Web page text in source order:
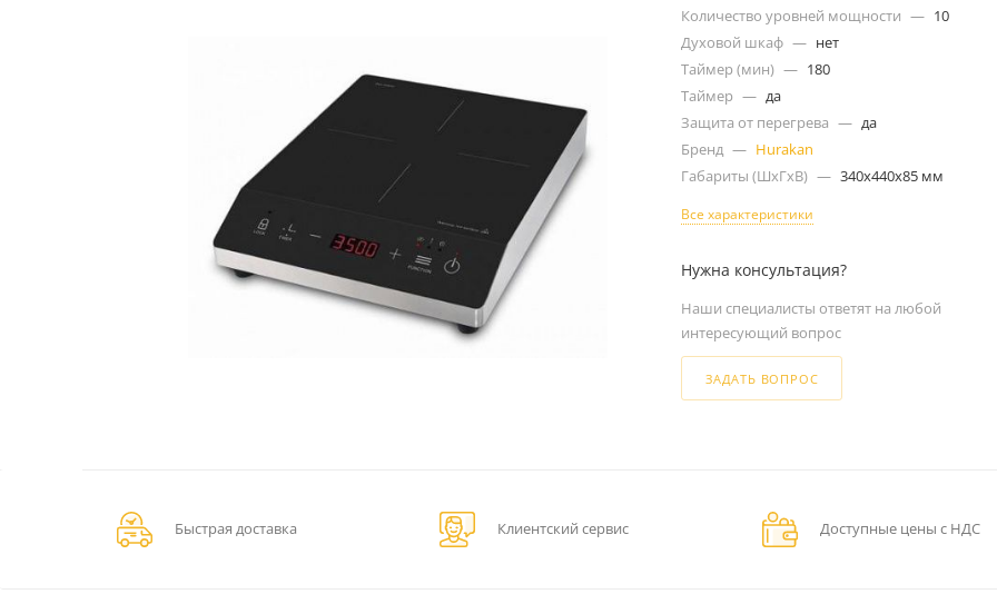
Количество уровней мощности — 10
Духовой шкаф — нет
Таймер (мин) — 180
Таймер — да
Защита от перегрева — да
Бренд — Hurakan
Габариты (ШxГxВ) — 340x440x85 мм
Все характеристики
Нужна консультация?
Наши специалисты ответят на любой
интересующий вопрос
ЗАДАТЬ ВОПРОС
Быстрая доставка Клиентский сервис Доступные цены с НДС